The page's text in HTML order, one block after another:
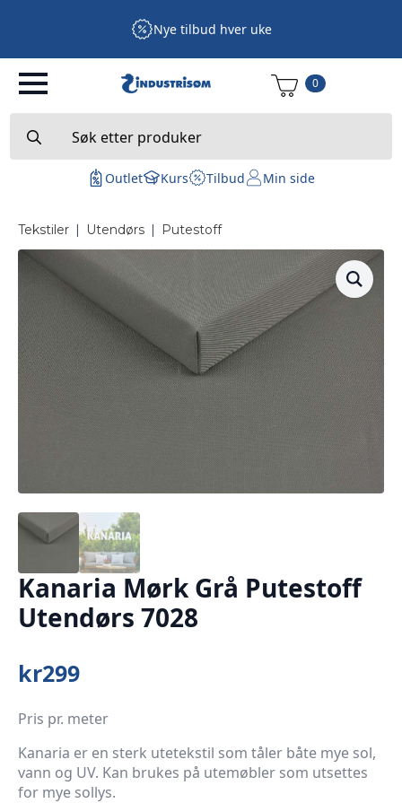
Nye tilbud hver uke
0
for:
Outlet Kurs Tilbud Min side
Tekstiler | Utendørs | Putestoff
Kanaria Mørk Grå Putestoff
Utendørs 7028
kr299
Pris pr. meter
Kanaria er en sterk utetekstil som tåler båte mye sol,
vann og UV. Kan brukes på utemøbler som utsettes
for mye sollys.